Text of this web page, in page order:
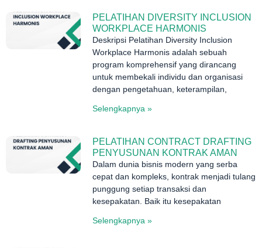
PELATIHAN DIVERSITY INCLUSION
WORKPLACE HARMONIS
Deskripsi Pelatihan Diversity Inclusion
Workplace Harmonis adalah sebuah
program komprehensif yang dirancang
untuk membekali individu dan organisasi
dengan pengetahuan, keterampilan,
Selengkapnya »
PELATIHAN CONTRACT DRAFTING
PENYUSUNAN KONTRAK AMAN
Dalam dunia bisnis modern yang serba
cepat dan kompleks, kontrak menjadi tulang
punggung setiap transaksi dan
kesepakatan. Baik itu kesepakatan
Selengkapnya »